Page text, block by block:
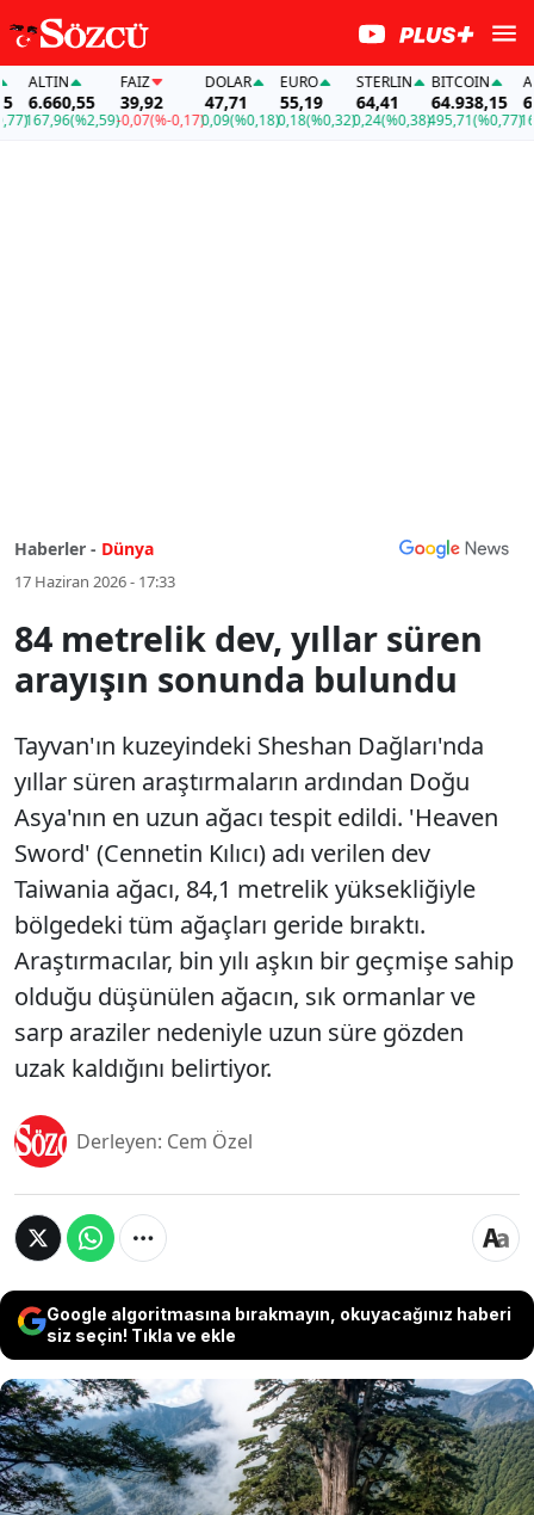
(%2,59)
39,92
-0,07(%-0,17)
DOLAR
47,71
0,09(%0,18)
EURO
55,19
0,18(%0,32)
STERLIN
64,41
0,24(%0,38)
BITCOIN
64.938,15
495,71(%0,77)
ALTIN
167,96
Haberler - Dünya
17 Haziran 2026 - 17:33
84 metrelik dev, yıllar süren
arayışın sonunda bulundu
Tayvan'ın kuzeyindeki Sheshan Dağları'nda
yıllar süren araştırmaların ardından Doğu
Asya'nın en uzun ağacı tespit edildi. 'Heaven
Sword' (Cennetin Kılıcı) adı verilen dev
Taiwania ağacı, 84,1 metrelik yüksekliğiyle
bölgedeki tüm ağaçları geride bıraktı.
Araştırmacılar, bin yılı aşkın bir geçmişe sahip
olduğu düşünülen ağacın, sık ormanlar ve
sarp araziler nedeniyle uzun süre gözden
uzak kaldığını belirtiyor.
Derleyen: Cem Özel
Google algoritmasına bırakmayın, okuyacağınız haberi
siz seçin! Tıkla ve ekle
Tayvan'ın kuzeyindeki Sheshan Dağları'nda yıllar
süren araştırmaların ardından Doğu Asya'nın en
uzun ağacı tespit edildi. 'Heaven Sword' (Cennetin
Kılıcı) adı verilen dev Taiwania ağacı, 84,1 metrelik